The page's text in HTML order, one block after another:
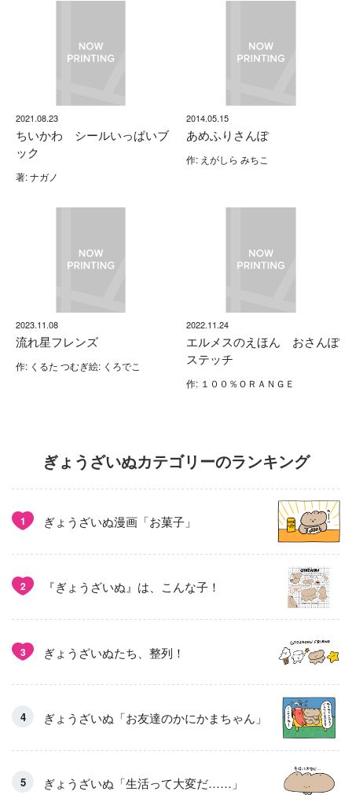
2021.08.23
ちいかわ シールいっぱいブ
ック
著: ナガノ
2014.05.15
あめふりさんぽ
作: えがしら みちこ
2023.11.08
流れ星フレンズ
作: くるた つむぎ絵: くろでこ
2022.11.24
エルメスのえほん おさんぽ
ステッチ
作: １００％ＯＲＡＮＧＥ
ぎょうざいぬカテゴリーのランキング
1 ぎょうざいぬ漫画「お菓子」
2 『ぎょうざいぬ』は、こんな子！
3 ぎょうざいぬたち、整列！
ぎょうざいぬ「お友達のかにかまちゃん」
ぎょうざいぬ「生活って大変だ……」